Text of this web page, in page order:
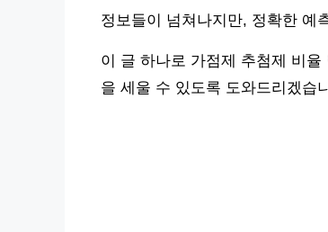
정보들이 넘쳐나지만, 정확한 예
이 글 하나로 가점제 추첨제 비
을 세울 수 있도록 도와드리겠습